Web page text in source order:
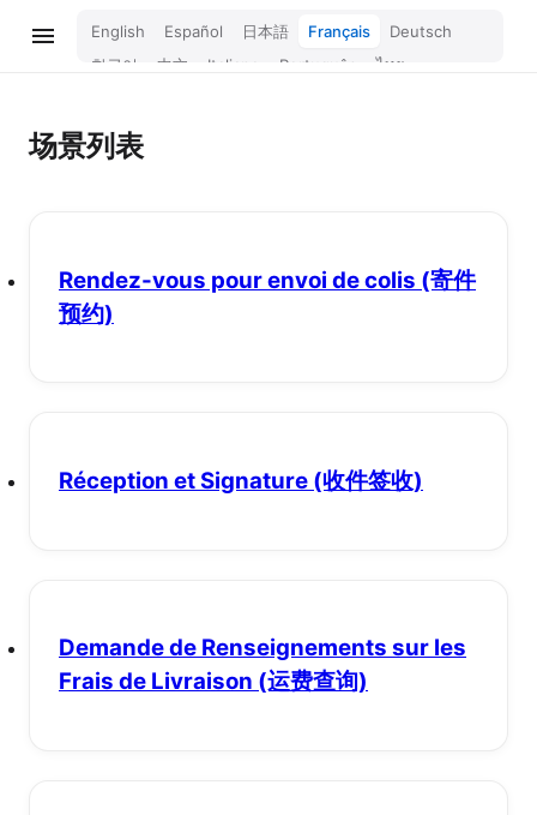
English Español 日本語 Français
Deutsch
한국어
中文 Italiano Português
ไทย
Bahasa Indonesia
场景列表
Rendez-vous pour envoi de colis (寄件
预约)
Réception et Signature (收件签收)
Demande de Renseignements sur les
Frais de Livraison (运费查询)